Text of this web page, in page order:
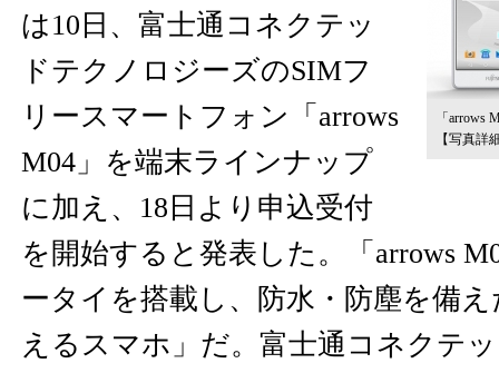
「arrows
【写真詳
は10日、富士通コネクテッ
ドテクノロジーズのSIMフ
リースマートフォン「arrows
M04」を端末ラインナップ
に加え、18日より申込受付
を開始すると発表した。「arrows
ータイを搭載し、防水・防塵を備
えるスマホ」だ。富士通コネクテ